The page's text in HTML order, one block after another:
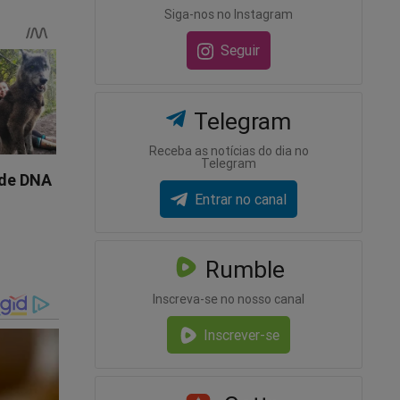
devido
o ex-
a-
Siga-nos no Instagram
Seguir
Telegram
Receba as notícias do dia no
Telegram
Entrar no canal
Rumble
Inscreva-se no nosso canal
Inscrever-se